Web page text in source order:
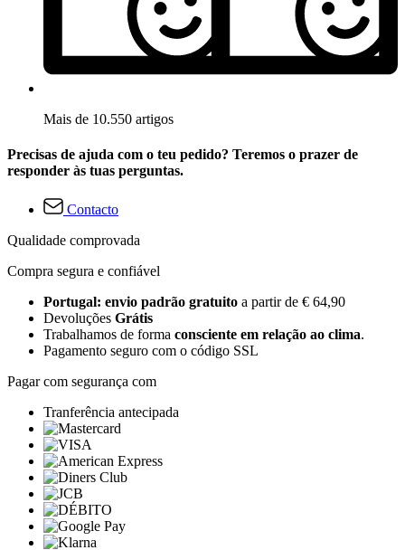
Mais de 10.550 artigos
Precisas de ajuda com o teu pedido? Teremos o prazer de
responder às tuas perguntas.
Contacto
Qualidade comprovada
Compra segura e confiável
Portugal: envio padrão gratuito a partir de € 64,90
Devoluções Grátis
Trabalhamos de forma consciente em relação ao clima.
Pagamento seguro com o código SSL
Pagar com segurança com
Tranferência antecipada